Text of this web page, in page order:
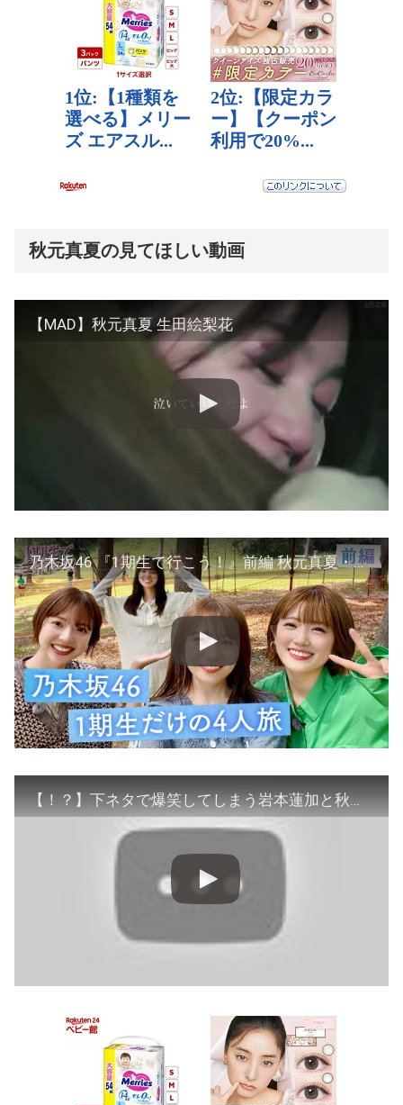
秋元真夏の見てほしい動画
【MAD】秋元真夏 生田絵梨花
乃木坂46 『1期生で行こう！』前編 秋元真夏・齋藤飛鳥・樋口日奈・和田まあや
【！？】下ネタで爆笑してしまう岩本蓮加と秋元真夏【文字起こし】乃木坂46